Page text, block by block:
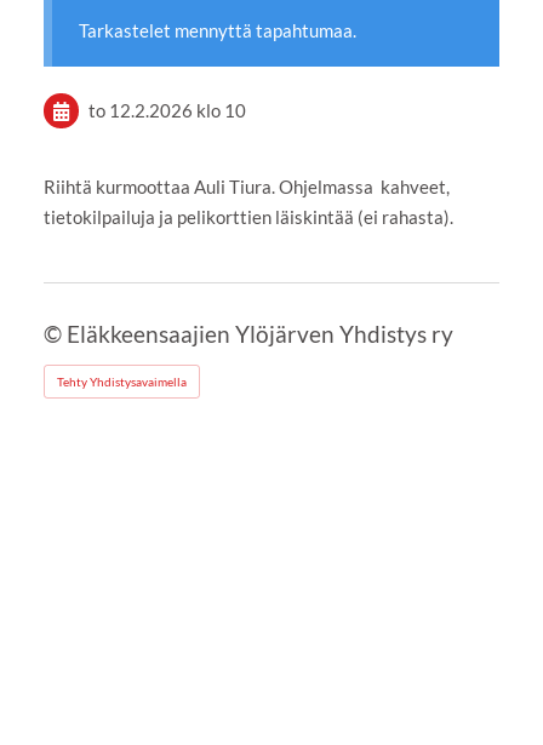
Tarkastelet mennyttä tapahtumaa.
to 12.2.2026 klo 10
Riihtä kurmoottaa Auli Tiura. Ohjelmassa kahveet,
tietokilpailuja ja pelikorttien läiskintää (ei rahasta).
© Eläkkeensaajien Ylöjärven Yhdistys ry
Tehty Yhdistysavaimella